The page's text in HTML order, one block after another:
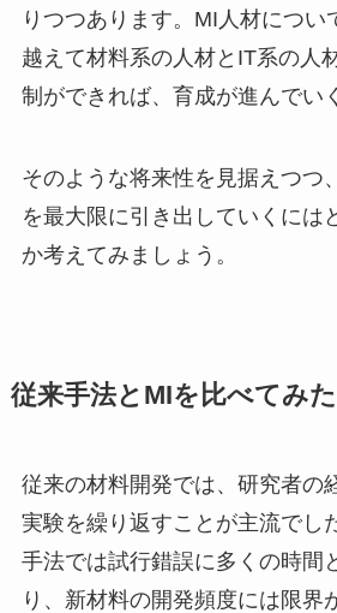
りつつあります。MI人材につい
越えて材料系の人材とIT系の人
制ができれば、育成が進んでい
そのような将来性を見据えつつ
を最大限に引き出していくには
か考えてみましょう。
従来手法とMIを比べてみ
従来の材料開発では、研究者の
実験を繰り返すことが主流でし
手法では試行錯誤に多くの時間
り、新材料の開発頻度には限界